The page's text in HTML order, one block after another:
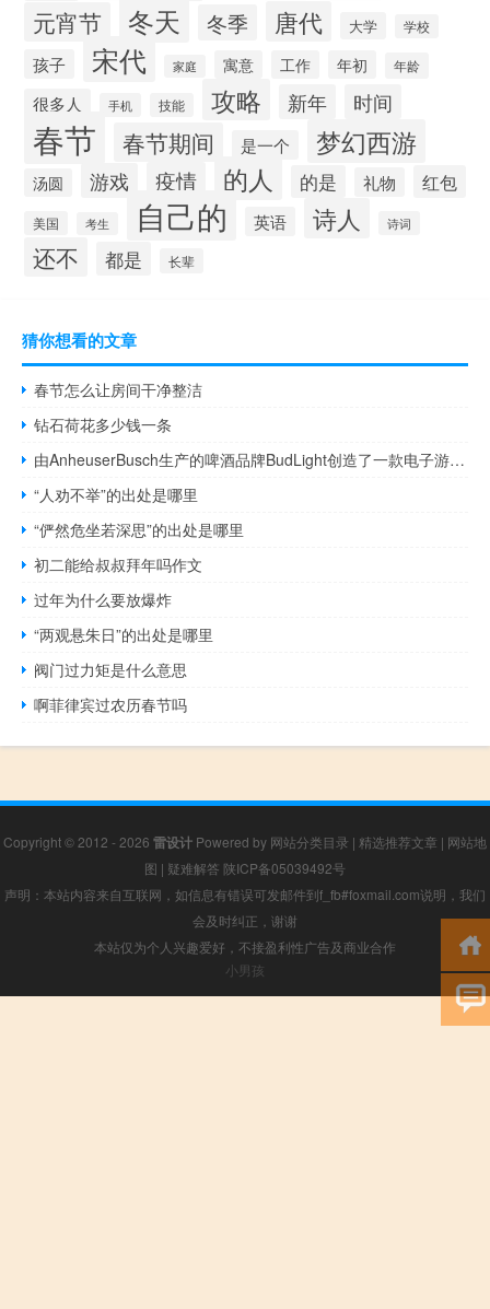
元宵节 冬天 冬季 唐代 大学 学校
孩子 宋代 家庭 寓意 工作 年初 年龄
很多人 手机 技能 攻略 新年 时间
春节 春节期间 是一个 梦幻西游
汤圆 游戏 疫情 的人 的是 礼物 红包
美国 考生 自己的 英语 诗人 诗词
还不 都是 长辈
猜你想看的文章
春节怎么让房间干净整洁
钻石荷花多少钱一条
由AnheuserBusch生产的啤酒品牌BudLight创造了一款电子游戏机
“人劝不举”的出处是哪里
“俨然危坐若深思”的出处是哪里
初二能给叔叔拜年吗作文
过年为什么要放爆炸
“两观悬朱日”的出处是哪里
阀门过力矩是什么意思
啊菲律宾过农历春节吗
Copyright © 2012 - 2026 雷设计 Powered by 网站分类目录 | 精选推荐文章 | 网站地
图 | 疑难解答 陕ICP备05039492号
声明：本站内容来自互联网，如信息有错误可发邮件到f_fb#foxmail.com说明，我们
会及时纠正，谢谢
本站仅为个人兴趣爱好，不接盈利性广告及商业合作
小男孩